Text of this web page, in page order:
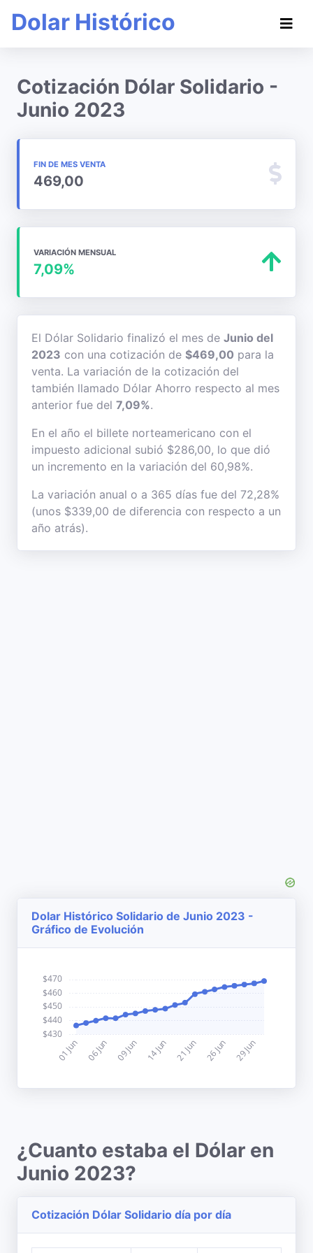
Dolar Histórico
Cotización Dólar Solidario -
Junio 2023
FIN DE MES VENTA
469,00
VARIACIÓN MENSUAL
7,09%
El Dólar Solidario finalizó el mes de Junio del
2023 con una cotización de $469,00 para la
venta. La variación de la cotización del
también llamado Dólar Ahorro respecto al mes
anterior fue del 7,09%.
En el año el billete norteamericano con el
impuesto adicional subió $286,00, lo que dió
un incremento en la variación del 60,98%.
La variación anual o a 365 días fue del 72,28%
(unos $339,00 de diferencia con respecto a un
año atrás).
Dolar Histórico Solidario de Junio 2023 -
Gráfico de Evolución
¿Cuanto estaba el Dólar en
Junio 2023?
Cotización Dólar Solidario día por día